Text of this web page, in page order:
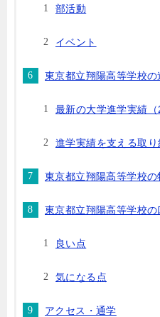
部活動
イベント
東京都立翔陽高等学校
最新の大学進学実績（
進学実績を支える取り
東京都立翔陽高等学校
東京都立翔陽高等学校
良い点
気になる点
アクセス・通学